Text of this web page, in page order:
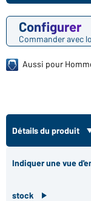
Configurer
Commander avec
Aussi pour
Détails du produit
Indiquer une vue
stock